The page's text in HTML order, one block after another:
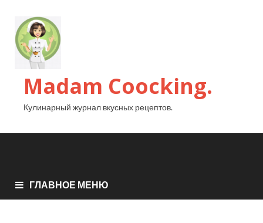
Madam Coocking.
Кулинарный журнал вкусных рецептов.
ГЛАВНОЕ МЕНЮ